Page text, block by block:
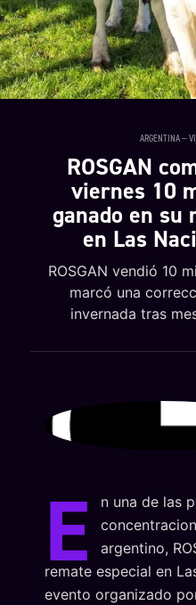
ARGENTINA —
ROSGAN
viernes 10
ganado en su
en Las
ROSGAN vendió 10
marcó una
invernada tras
E
n una de las
argentino,
remate especial en
evento organizado